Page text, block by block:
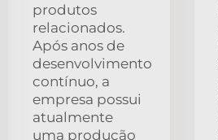
produtos
relacionados.
Após anos de
desenvolvimento
contínuo, a
empresa possui
atualmente
uma produção